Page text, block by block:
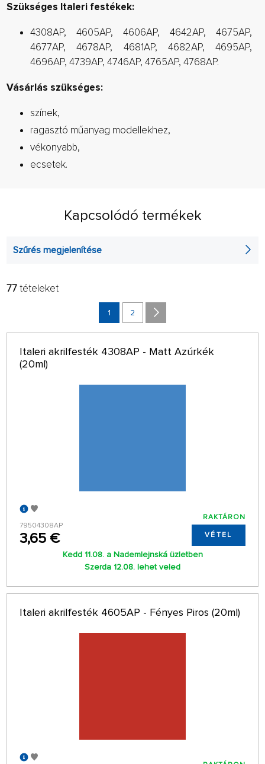
Szükséges Italeri festékek:
4308AP, 4605AP, 4606AP, 4642AP, 4675AP,
4677AP, 4678AP, 4681AP, 4682AP, 4695AP,
4696AP, 4739AP, 4746AP, 4765AP, 4768AP.
Vásárlás szükséges:
színek,
ragasztó műanyag modellekhez,
vékonyabb,
ecsetek.
Kapcsolódó termékek
Szűrés megjelenítése
SZŰRŐ:
BETŰRENDBEN
64 OLDALON
77tételeket
1 2
Italeri akrilfesték 4308AP - Matt Azúrkék
(20ml)
79504308AP
3,65 €
RAKTÁRON
VÉTEL
Kedd 11.08. a Nademlejnská üzletben
Szerda 12.08. lehet veled
Italeri akrilfesték 4605AP - Fényes Piros (20ml)